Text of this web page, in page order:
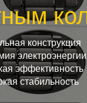
конструкция
электроэнергии
эффективность
стабильность